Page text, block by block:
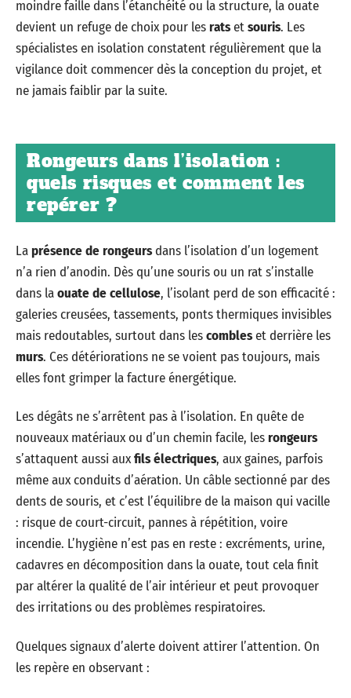
moindre faille dans l’étanchéité ou la structure, la ouate
devient un refuge de choix pour lesratsetsouris. Les
spécialistes en isolation constatent régulièrement que la
vigilance doit commencer dès la conception du projet, et
ne jamais faiblir par la suite.
Rongeurs dans l’isolation :
quels risques et comment les
repérer ?
Laprésence de rongeursdans l’isolation d’un logement
n’a rien d’anodin. Dès qu’une souris ou un rat s’installe
dans laouate de cellulose, l’isolant perd de son efficacité :
galeries creusées, tassements, ponts thermiques invisibles
mais redoutables, surtout dans lescombleset derrière les
murs. Ces détériorations ne se voient pas toujours, mais
elles font grimper la facture énergétique.
Les dégâts ne s’arrêtent pas à l’isolation. En quête de
nouveaux matériaux ou d’un chemin facile, lesrongeurs
s’attaquent aussi auxfils électriques, aux gaines, parfois
même aux conduits d’aération. Un câble sectionné par des
dents de souris, et c’est l’équilibre de la maison qui vacille
: risque de court-circuit, pannes à répétition, voire
incendie. L’hygiène n’est pas en reste : excréments, urine,
cadavres en décomposition dans la ouate, tout cela finit
par altérer la qualité de l’air intérieur et peut provoquer
des irritations ou des problèmes respiratoires.
Quelques signaux d’alerte doivent attirer l’attention. On
les repère en observant :